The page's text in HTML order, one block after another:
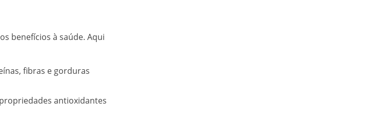
benefícios à saúde. Aqui
fibras e gorduras
antioxidantes